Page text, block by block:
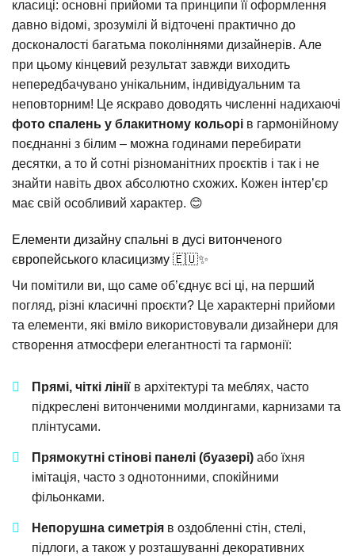
класиці: основні прийоми та принципи її оформлення
давно відомі, зрозумілі й відточені практично до
досконалості багатьма поколіннями дизайнерів. Але
при цьому кінцевий результат завжди виходить
непередбачувано унікальним, індивідуальним та
неповторним! Це яскраво доводять численні надихаючі
фото спалень у блакитному кольорі в гармонійному
поєднанні з білим – можна годинами перебирати
десятки, а то й сотні різноманітних проєктів і так і не
знайти навіть двох абсолютно схожих. Кожен інтер’єр
має свій особливий характер. 😊
Елементи дизайну спальні в дусі витонченого
європейського класицизму 🇪🇺✨
Чи помітили ви, що саме об’єднує всі ці, на перший
погляд, різні класичні проєкти? Це характерні прийоми
та елементи, які вміло використовували дизайнери для
створення атмосфери елегантності та гармонії:
Прямі, чіткі лінії в архітектурі та меблях, часто
підкреслені витонченими молдингами, карнизами та
плінтусами.
Прямокутні стінові панелі (буазері) або їхня
імітація, часто з однотонними, спокійними
фільонками.
Непорушна симетрія в оздобленні стін, стелі,
підлоги, а також у розташуванні декоративних